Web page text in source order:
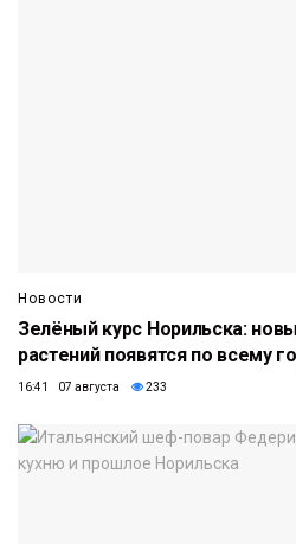
Новости
Зелёный курс Норильска:
растений появятся по всему
16:41 07 августа 233